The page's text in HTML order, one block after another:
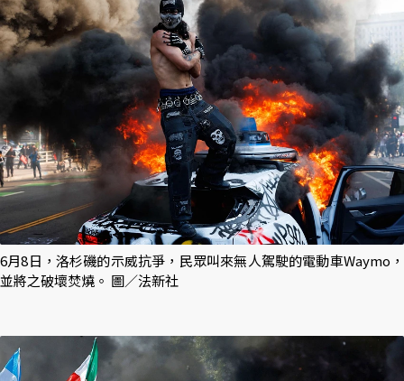
6月8日，洛杉磯的示威抗爭，民眾叫來無人駕駛的電動車Waymo，
並將之破壞焚燒。 圖／法新社